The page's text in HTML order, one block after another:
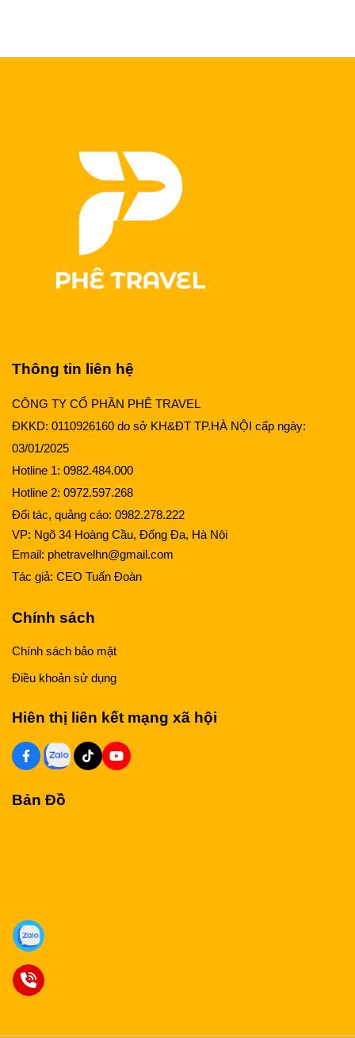
Thông tin liên hệ
CÔNG TY CỔ PHẦN PHÊ TRAVEL
ĐKKD: 0110926160 do sở KH&ĐT TP.HÀ NỘI cấp ngày:
03/01/2025
Hotline 1: 0982.484.000
Hotline 2: 0972.597.268
Đối tác, quảng cáo: 0982.278.222
VP: Ngõ 34 Hoàng Cầu, Đống Đa, Hà Nội
Email: phetravelhn@gmail.com
Tác giả: CEO Tuấn Đoàn
Chính sách
Chính sách bảo mật
Điều khoản sử dụng
Hiên thị liên kết mạng xã hội
Bản Đồ